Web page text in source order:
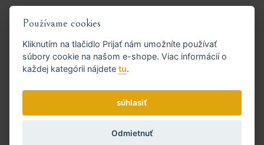
Podporujeme platby GoPay
Používame cookies
Kliknutím na tlačidlo Prijať nám umožníte používať
súbory cookie na našom e-shope. Viac informácií o
každej kategórii nájdetetu.
súhlasiť
Odmietnuť